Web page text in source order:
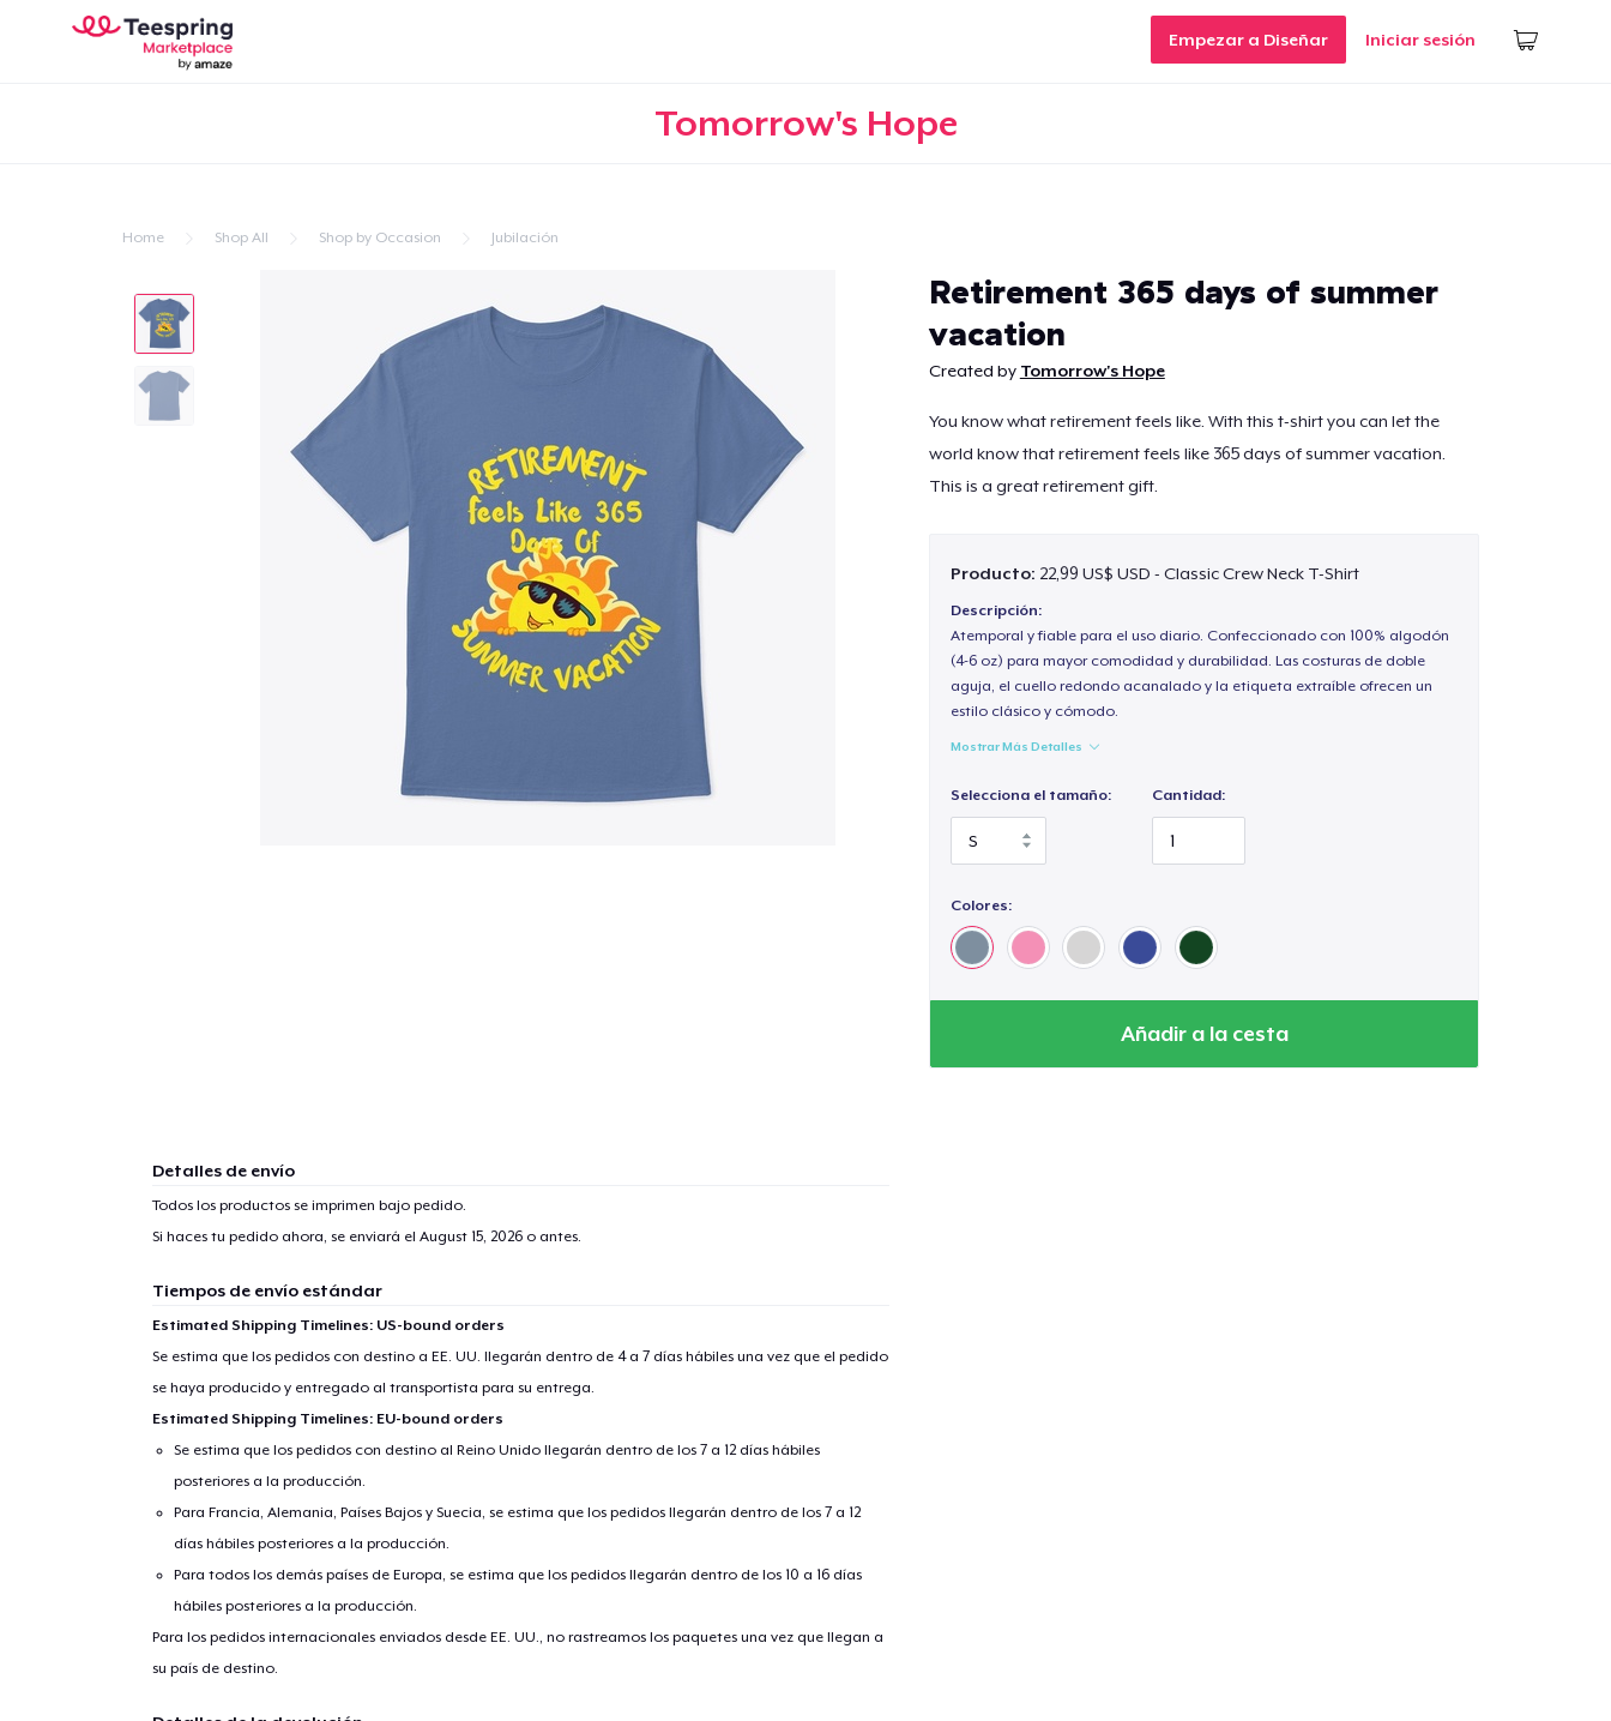
Empezar a Diseñar Iniciar sesión
Tomorrow's Hope
Home Shop All Shop by Occasion Jubilación
Retirement 365 days of summer
vacation
Created by Tomorrow's Hope
You know what retirement feels like. With this t-shirt you can let the
world know that retirement feels like 365 days of summer vacation.
This is a great retirement gift.
Producto: 22,99 US$ USD - Classic Crew Neck T-Shirt
Descripción:
Atemporal y fiable para el uso diario. Confeccionado con 100% algodón
(4-6 oz) para mayor comodidad y durabilidad. Las costuras de doble
aguja, el cuello redondo acanalado y la etiqueta extraíble ofrecen un
estilo clásico y cómodo.
Mostrar Más Detalles
Selecciona el tamaño: Cantidad:
Colores:
Añadir a la cesta
Detalles de envío
Todos los productos se imprimen bajo pedido.
Si haces tu pedido ahora, se enviará el August 15, 2026o antes.
Tiempos de envío estándar
Estimated Shipping Timelines: US-bound orders
Se estima que los pedidos con destino a EE. UU. llegarán dentro de 4 a 7 días hábiles una vez que el pedido
se haya producido y entregado al transportista para su entrega.
Estimated Shipping Timelines: EU-bound orders
Se estima que los pedidos con destino al Reino Unido llegarán dentro de los 7 a 12 días hábiles
posteriores a la producción.
Para Francia, Alemania, Países Bajos y Suecia, se estima que los pedidos llegarán dentro de los 7 a 12
días hábiles posteriores a la producción.
Para todos los demás países de Europa, se estima que los pedidos llegarán dentro de los 10 a 16 días
hábiles posteriores a la producción.
Para los pedidos internacionales enviados desde EE. UU., no rastreamos los paquetes una vez que llegan a
su país de destino.